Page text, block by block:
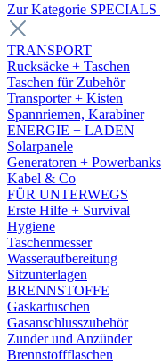
Zur Kategorie SPECIALS
TRANSPORT
Rucksäcke + Taschen
Taschen für Zubehör
Transporter + Kisten
Spannriemen, Karabiner
ENERGIE + LADEN
Solarpanele
Generatoren + Powerbanks
Kabel & Co
FÜR UNTERWEGS
Erste Hilfe + Survival
Hygiene
Taschenmesser
Wasseraufbereitung
Sitzunterlagen
BRENNSTOFFE
Gaskartuschen
Gasanschlusszubehör
Zunder und Anzünder
Brennstoffflaschen